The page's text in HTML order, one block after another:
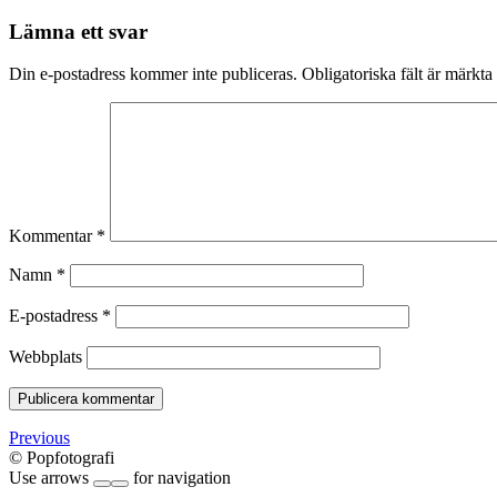
Lämna ett svar
Din e-postadress kommer inte publiceras. Obligatoriska fält är märkta
Kommentar *
Namn *
E-postadress *
Webbplats
Previous
© Popfotografi
Use arrows
for navigation